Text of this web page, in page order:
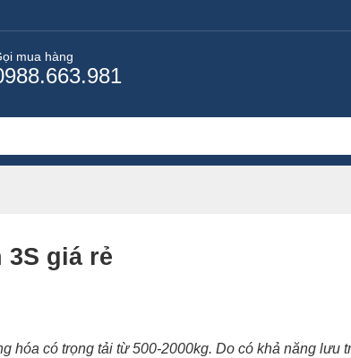
mua hàng
giá rẻ
hóa có trọng tải từ 500-2000kg. Do có khả năng lưu